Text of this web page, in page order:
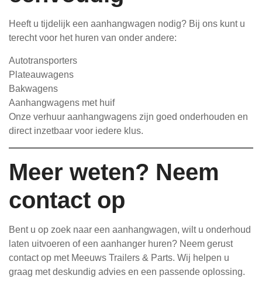
Heeft u tijdelijk een aanhangwagen nodig? Bij ons kunt u
terecht voor het huren van onder andere:
Autotransporters
Plateauwagens
Bakwagens
Aanhangwagens met huif
Onze verhuur aanhangwagens zijn goed onderhouden en
direct inzetbaar voor iedere klus.
Meer weten? Neem
contact op
Bent u op zoek naar een aanhangwagen, wilt u onderhoud
laten uitvoeren of een aanhanger huren? Neem gerust
contact op met Meeuws Trailers & Parts. Wij helpen u
graag met deskundig advies en een passende oplossing.